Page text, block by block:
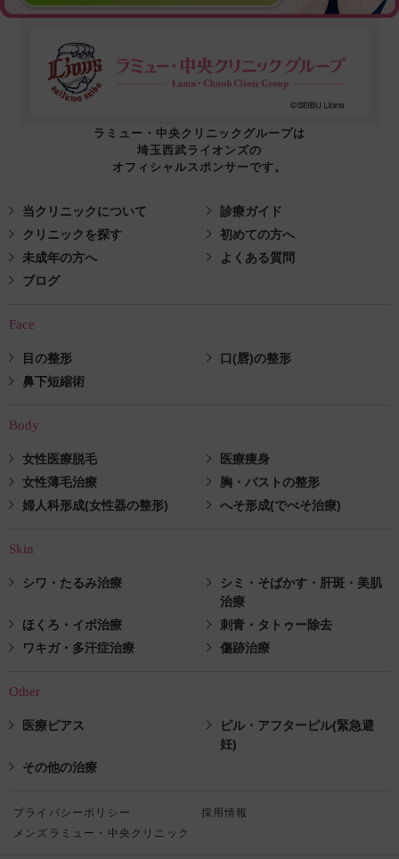
ラミュー・中央クリニックグループは
埼玉西武ライオンズの
オフィシャルスポンサーです。
当クリニックについて
診療ガイド
クリニックを探す
初めての方へ
未成年の方へ
よくある質問
ブログ
Face
目の整形
口(唇)の整形
鼻下短縮術
Body
女性医療脱毛
医療痩身
女性薄毛治療
胸・バストの整形
婦人科形成(女性器の整形)
へそ形成(でべそ治療)
Skin
シワ・たるみ治療
シミ・そばかす・肝斑・美肌
治療
ほくろ・イボ治療
刺青・タトゥー除去
ワキガ・多汗症治療
傷跡治療
Other
医療ピアス
ピル・アフターピル(緊急避
妊)
その他の治療
プライバシーポリシー
採用情報
メンズラミュー・中央クリニック